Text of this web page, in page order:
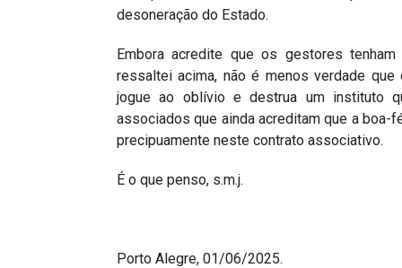
desoneração do Estado.
Embora acredite que os gestores
ressaltei acima, não é menos verdade
jogue ao oblívio e destrua um instituto
associados que ainda acreditam que a boa-
precipuamente neste contrato associativo.
É o que penso, s.m.j.
Porto Alegre, 01/06/2025.